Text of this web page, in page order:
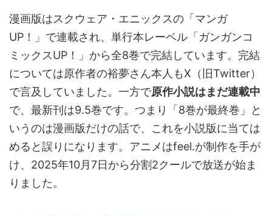
漫画版はスクウェア・エニックスの「マンガ
UP！」で連載され、単行本レーベル「ガンガンコ
ミックスUP！」から全8巻で完結しています。完結
については原作者の裕夢さん本人もX（旧Twitter）
で言及していました。一方で原作小説はまだ連載中
で、最新刊は9.5巻です。つまり「8巻が最終巻」と
いうのは漫画版だけの話で、これを小説版に当ては
めると誤りになります。アニメはfeel.が制作を手が
け、2025年10月7日から分割2クールで放送が始ま
りました。